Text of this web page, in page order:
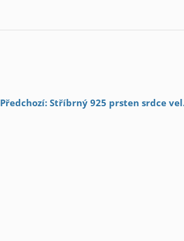
Předchozí: Stříbrný 925 prsten srdce